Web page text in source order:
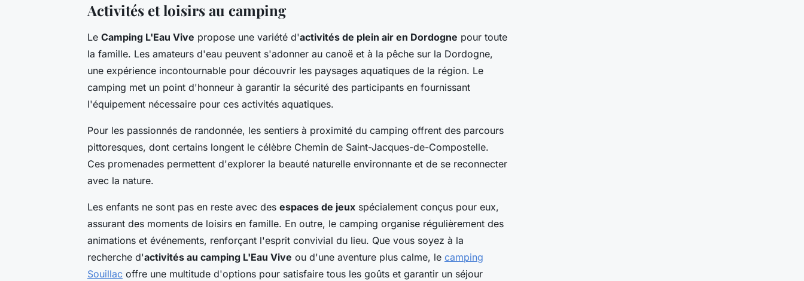
Activités et loisirs au camping
Le Camping L'Eau Vive propose une variété d'activités de plein air en Dordogne pour toute
la famille. Les amateurs d'eau peuvent s'adonner au canoë et à la pêche sur la Dordogne,
une expérience incontournable pour découvrir les paysages aquatiques de la région. Le
camping met un point d'honneur à garantir la sécurité des participants en fournissant
l'équipement nécessaire pour ces activités aquatiques.
Pour les passionnés de randonnée, les sentiers à proximité du camping offrent des parcours
pittoresques, dont certains longent le célèbre Chemin de Saint-Jacques-de-Compostelle.
Ces promenades permettent d'explorer la beauté naturelle environnante et de se reconnecter
avec la nature.
Les enfants ne sont pas en reste avec des espaces de jeux spécialement conçus pour eux,
assurant des moments de loisirs en famille. En outre, le camping organise régulièrement des
animations et événements, renforçant l'esprit convivial du lieu. Que vous soyez à la
recherche d'activités au camping L'Eau Vive ou d'une aventure plus calme, le camping
Souillac offre une multitude d'options pour satisfaire tous les goûts et garantir un séjour